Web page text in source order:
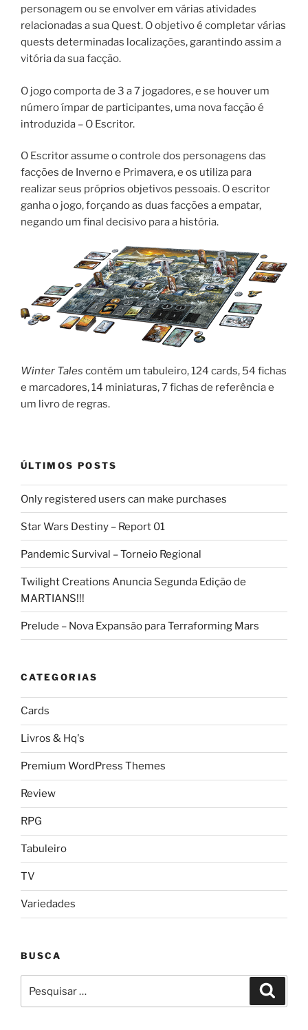
personagem ou se envolver em várias atividades
relacionadas a sua Quest. O objetivo é completar várias
quests determinadas localizações, garantindo assim a
vitória da sua facção.
O jogo comporta de 3 a 7 jogadores, e se houver um
número ímpar de participantes, uma nova facção é
introduzida – O Escritor.
O Escritor assume o controle dos personagens das
facções de Inverno e Primavera, e os utiliza para
realizar seus próprios objetivos pessoais. O escritor
ganha o jogo, forçando as duas facções a empatar,
negando um final decisivo para a história.
Winter Tales contém um tabuleiro, 124 cards, 54 fichas
e marcadores, 14 miniaturas, 7 fichas de referência e
um livro de regras.
ÚLTIMOS POSTS
Only registered users can make purchases
Star Wars Destiny – Report 01
Pandemic Survival – Torneio Regional
Twilight Creations Anuncia Segunda Edição de
MARTIANS!!!
Prelude – Nova Expansão para Terraforming Mars
CATEGORIAS
Cards
Livros & Hq's
Premium WordPress Themes
Review
RPG
Tabuleiro
TV
Variedades
BUSCA
por: